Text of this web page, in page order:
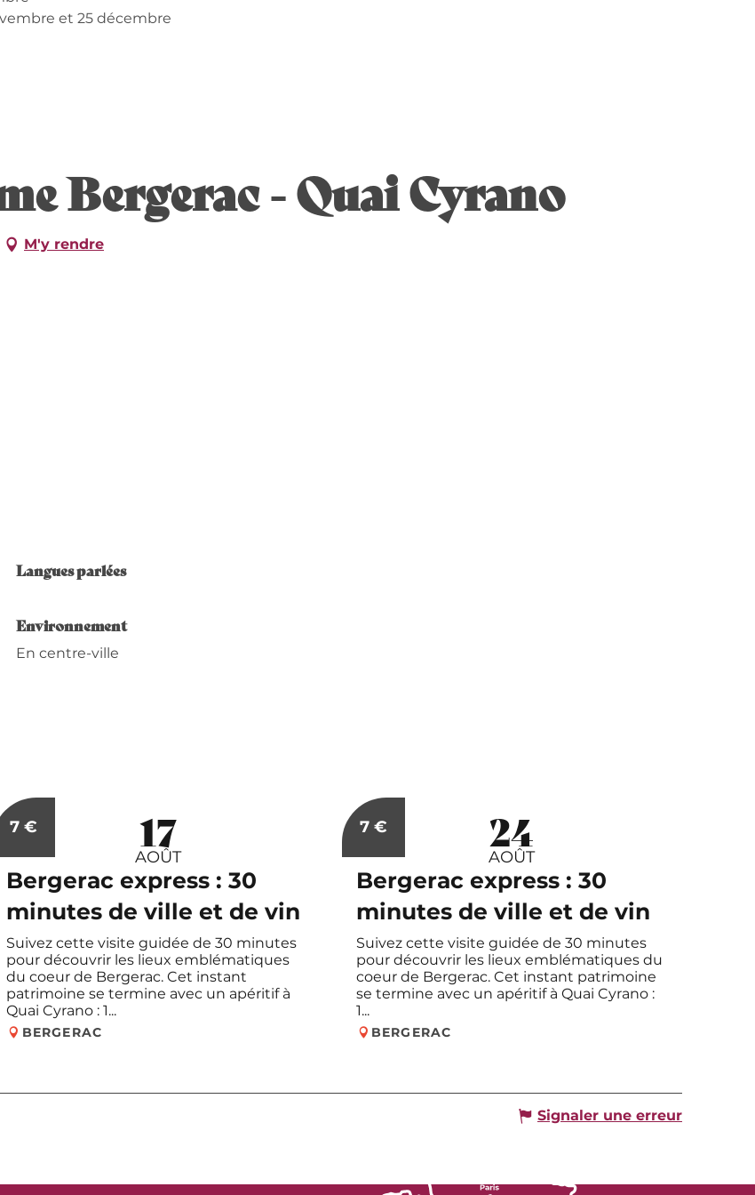
et 25 décembre
Bergerac - Quai Cyrano
M'y rendre
Langues parlées
Langues parlées
Environnement
Environnement
En centre-ville
7€ 17
AOÛT
Bergerac express : 30
minutes de ville et de vin
Suivez cette visite guidée de 30 minutes
pour découvrir les lieux emblématiques
du coeur de Bergerac. Cet instant
patrimoine se termine avec un apéritif à
Quai Cyrano : 1...
BERGERAC
7 € 24
AOÛT
Bergerac express : 30
minutes de ville et de vin
Suivez cette visite guidée de 30 minutes
pour découvrir les lieux emblématiques du
coeur de Bergerac. Cet instant patrimoine
se termine avec un apéritif à Quai Cyrano :
1...
BERGERAC
Signaler une erreur